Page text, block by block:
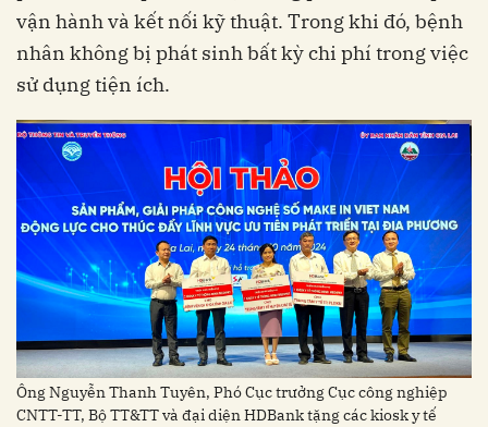
vận hành và kết nối kỹ thuật. Trong khi đó, bệnh
nhân không bị phát sinh bất kỳ chi phí trong việc
sử dụng tiện ích.
Ông Nguyễn Thanh Tuyên, Phó Cục trưởng Cục công nghiệp
CNTT-TT, Bộ TT&TT và đại diện HDBank tặng các kiosk y tế